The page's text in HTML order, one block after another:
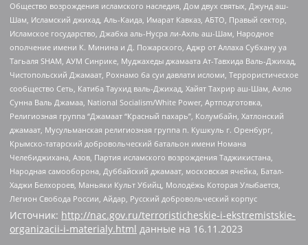
Общество возрождения исламского наследия, Дом двух святых, Джунд аш-
Шам, Исламский джихад, Аль-Каида, Имарат Кавказ, АБТО, Правый сектор,
Исламское государство, Джабха аль-Нусра ли-Ахль аш-Шам, Народное
ополчение имени К. Минина и Д. Пожарского, Аджр от Аллаха Субхану уа
Тагьаля SHAM, АУМ Синрике, Муджахеды джамаата Ат-Тавхида Валь-Джихад,
Чистопольский Джамаат, Рохнамо ба суи давлати исломи, Террористическое
сообщество Сеть, Катиба Таухид валь-Джихад, Хайят Тахрир аш-Шам, Ахлю
Сунна Валь Джамаа, National Socialism/White Power, Артподготовка,
Религиозная группа “Джамаат “Красный пахарь”, Колумбайн, Хатлонский
джамаат, Мусульманская религиозная группа п. Кушкуль г. Оренбург,
Крымско-татарский добровольческий батальон имени Номана
Челебиджихана, Азов, Партия исламского возрождения Таджикистана,
Народная самооборона, Дуббайский джамаат, московская ячейка, Батал-
Хаджи Белхороев, Маньяки Культ Убийц, Молодёжь Которая Улыбается,
Легион Свобода России, Айдар, Русский добровольческий корпус
Источник: http://nac.gov.ru/terroristicheskie-i-ekstremistskie-
organizacii-i-materialy.html данные на 16.11.2023